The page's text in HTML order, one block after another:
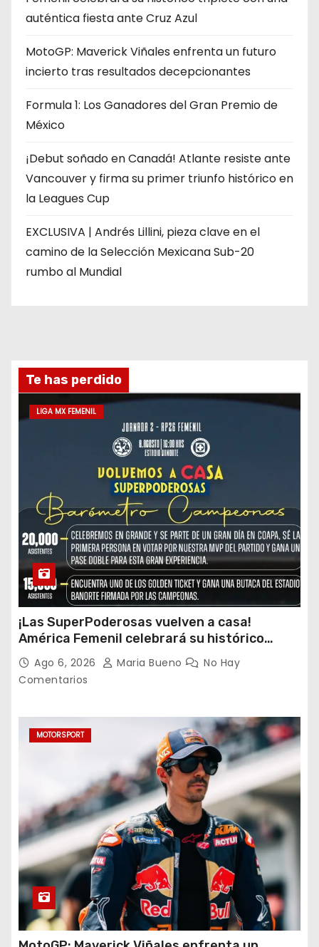
auténtica fiesta ante Cruz Azul
MotoGP: Maverick Viñales enfrenta un futuro
incierto tras resultados decepcionantes
Formula 1: Los Ganadores del Gran Premio de
México
¡Debut soñado en Canadá! Atlante resiste ante
Vancouver y firma su primer triunfo histórico en
la Leagues Cup
EXCLUSIVA | Andrés Lillini, pieza clave en el
camino de la Selección Mexicana Sub-20
rumbo al Mundial
Te has perdido
LIGA MX FEMENIL
¡Las SuperPoderosas vuelven a casa!
América Femenil celebrará su histórico
triplete con una auténtica fiesta ante Cruz
Azul
Ago 6, 2026 Maria Bueno
No Hay
Comentarios
MOTORSPORT